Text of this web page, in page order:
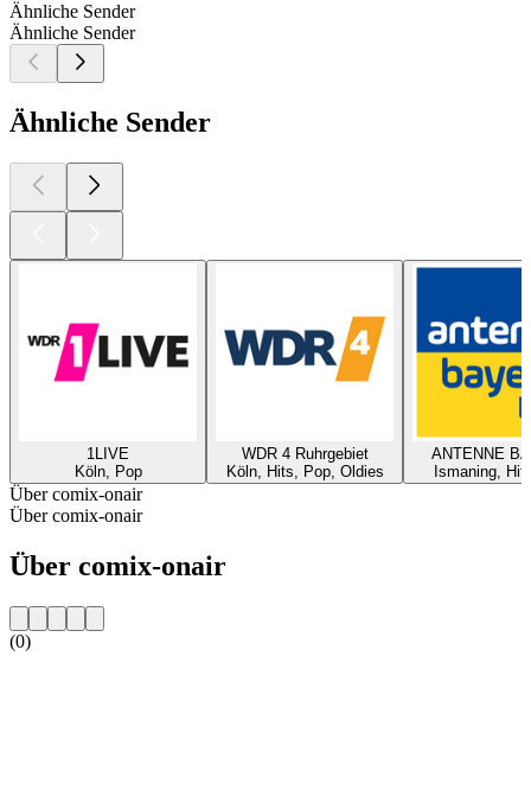
Ähnliche Sender
Ähnliche Sender
Ähnliche Sender
1LIVE
Köln, Pop
WDR 4 Ruhrgebiet
Köln, Hits, Pop, Oldies
ANTENNE
Ismaning,
Über comix-onair
Über comix-onair
Über comix-onair
(0)